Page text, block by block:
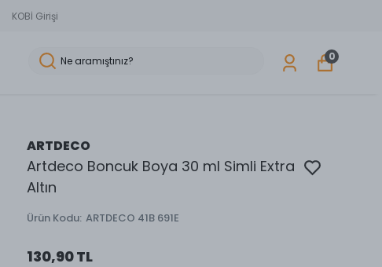
KOBİ Girişi
0
ARTDECO
Artdeco Boncuk Boya 30 ml Simli Extra
Altın
Ürün Kodu: ARTDECO 41B 691E
130,90 TL